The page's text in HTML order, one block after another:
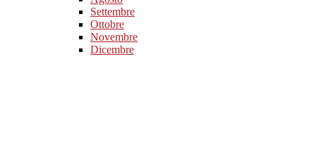
Settembre
Ottobre
Novembre
Dicembre